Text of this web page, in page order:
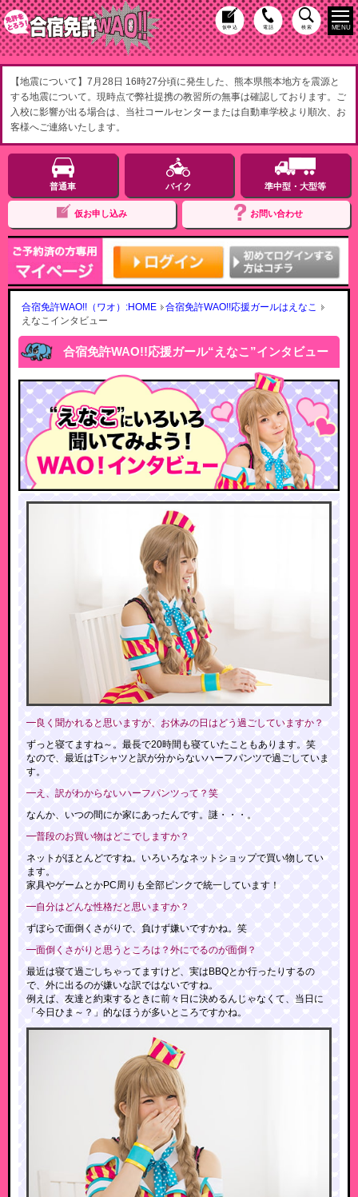
仮申込 電話 検索
【地震について】7月28日 16時27分頃に発生した、熊本県熊本地方を震源と
する地震について。現時点で弊社提携の教習所の無事は確認しております。ご
入校に影響が出る場合は、当社コールセンターまたは自動車学校より順次、お
客様へご連絡いたします。
普通車 バイク 準中型・大型等
仮お申し込み お問い合わせ
MENU
合宿免許WAO!!（ワオ）:HOME
合宿免許WAO!!応援ガールはえなこ
えなこインタビュー
合宿免許WAO!!応援ガール“えなこ”インタビュー
━良く聞かれると思いますが、お休みの日はどう過ごしていますか？
ずっと寝てますね～。最長で20時間も寝ていたこともあります。笑
なので、最近はTシャツと訳が分からないハーフパンツで過ごしていま
す。
━え、訳がわからないハーフパンツって？笑
なんか、いつの間にか家にあったんです。謎・・・。
━普段のお買い物はどこでしますか？
ネットがほとんどですね。いろいろなネットショップで買い物してい
ます。
家具やゲームとかPC周りも全部ピンクで統一しています！
━自分はどんな性格だと思いますか？
ずぼらで面倒くさがりで、負けず嫌いですかね。笑
━面倒くさがりと思うところは？外にでるのが面倒？
最近は寝て過ごしちゃってますけど、実はBBQとか行ったりするの
で、外に出るのが嫌いな訳ではないですね。
例えば、友達と約束するときに前々日に決めるんじゃなくて、当日に
「今日ひま～？」的なほうが多いところですかね。